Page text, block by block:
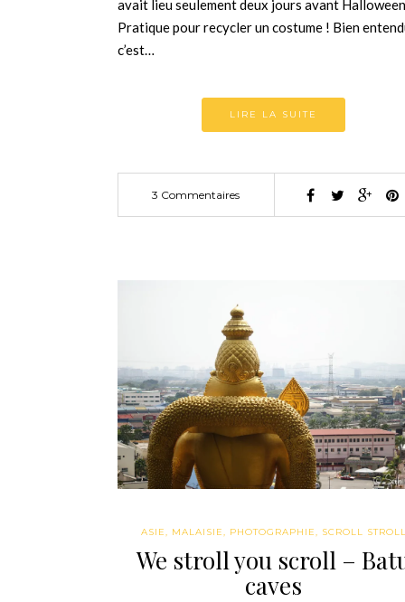
avait lieu seulement deux jours avant
Pratique pour recycler un costume ! Bien
c’est…
LIRE LA SUITE
3 Commentaires
ASIE, MALAISIE, PHOTOGRAPHIE, SCROLL
We stroll you scroll –
caves